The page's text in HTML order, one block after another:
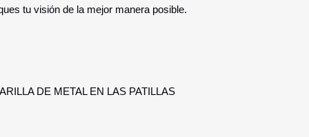
tu visión de la mejor manera posible.
DE METAL EN LAS PATILLAS